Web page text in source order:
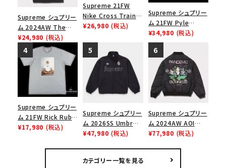
Supreme シュプリー
ム 2024AW The
North Face S/S
Top Tee ノースフェ
イスショートスリーブ
トップTシャツ ブラッ
ク 黒
¥24,980 (税込)
Supreme 21FW
Nike Cross Trainer
Low ナイキクロスト
¥26,980 (税込)
Supreme シュプリー
ム 21FW Pyle
Waterproof
Megaphone パイル
ウォータープルーフメ
ガフォン レッド
¥34,980 (税込)
Supreme シュプリー
ム 21FW Rick Rubin
Tee リックルービンT
¥17,980 (税込)
Supreme シュプリー
ム 2026SS Umbro
Rhinestone Track
ジャケット ブラック
¥47,980 (税込)
Supreme シュプリー
ム 2024AW AOI
Quilted Work
ブラック 黒
¥77,980 (税込)
カテゴリー一覧を見る